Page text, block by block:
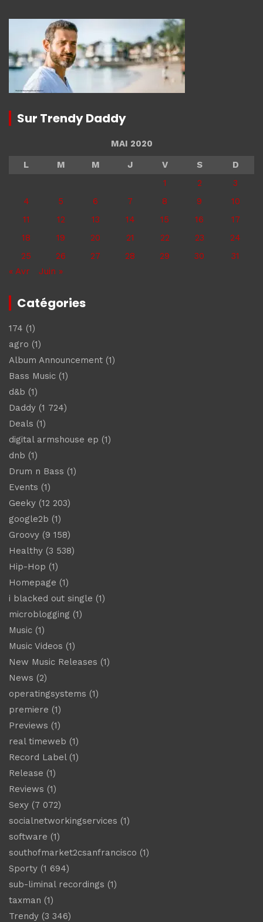
Sur Trendy Daddy
MAI 2020
L
M M J V S
D
1
2
3
4
5 6 7 8 9
10
11
12 13 14 15 16
17
18
19 20 21 22 23
24
25
26 27 28 29 30
31
« Avr
Juin »
Catégories
174 (1)
agro (1)
Album Announcement (1)
Bass Music (1)
d&b (1)
Daddy (1 724)
Deals (1)
digital armshouse ep (1)
dnb (1)
Drum n Bass (1)
Events (1)
Geeky (12 203)
google2b (1)
Groovy (9 158)
Healthy (3 538)
Hip-Hop (1)
Homepage (1)
i blacked out single (1)
microblogging (1)
Music (1)
Music Videos (1)
New Music Releases (1)
News (2)
operatingsystems (1)
premiere (1)
Previews (1)
real timeweb (1)
Record Label(1)
Release (1)
Reviews (1)
Sexy (7 072)
socialnetworkingservices (1)
software (1)
southofmarket2csanfrancisco (1)
Sporty (1 694)
sub-liminal recordings (1)
taxman (1)
Trendy (3 346)